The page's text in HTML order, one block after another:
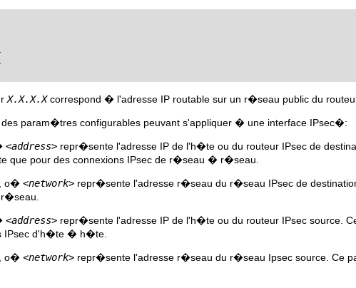
X.X.X.Xcorrespond � l'adresse IP routable sur un r�seau public du
des param�tres configurables peuvant s'appliquer � une interface IPsec�:
<address> repr�sente l'adresse IP de l'h�te ou du routeur IPsec de
pour des connexions IPsec de r�seau � r�seau.
, o� <network> repr�sente l'adresse r�seau du r�seau IPsec de
<address> repr�sente l'adresse IP de l'h�te ou du routeur IPsec source.
IPsec d'h�te � h�te.
, o� <network> repr�sente l'adresse r�seau du r�seau Ipsec source. Ce